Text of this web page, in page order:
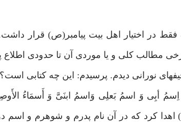
در اختيار اهل بيت پيامبر(ص) قرار
مطالب كلى و يا موردى آن تا حدودى اطلاع
نورانى ديدم. پرسيدم: اين چه كتابى است؟
أبِى وَ اسمُ بَعلِى وَاسمُ ابنَىَّ وَ أَسمَاءُ
اهدا كرد كه در آن نام پدرم و شوهرم و اسم